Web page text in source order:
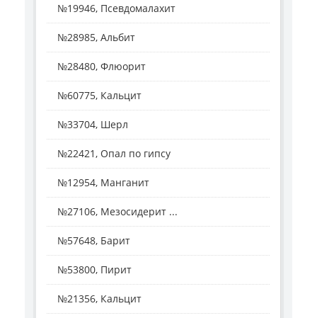
№19946, Псевдомалахит
№28985, Альбит
№28480, Флюорит
№60775, Кальцит
№33704, Шерл
№22421, Опал по гипсу
№12954, Манганит
№27106, Мезосидерит ...
№57648, Барит
№53800, Пирит
№21356, Кальцит